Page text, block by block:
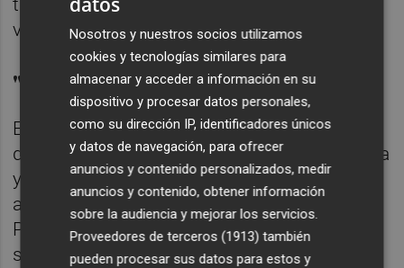
trajera hoy una propuesta, se debatiera y se
votara".
"La comisión nace multilada"
El también socialistaJosé Antonio Díez
denunciado que PP quiere proteger a Barcala
y a los "jetas con carné del Partido Popular"
adjudicatarios de VPP. Ha negado que el
PSPV quiera "retrasar nada", mientras ha
sostenido que Vox quiere "una comisión al
Nosotros y nuestros socios utilizamos
cookies y tecnologías similares para
almacenar y acceder a información en su
dispositivo y procesar datos personales,
como su dirección IP, identificadores únicos
y datos de navegación, para ofrecer
anuncios y contenido personalizados, medir
anuncios y contenido, obtener información
sobre la audiencia y mejorar los servicios.
Proveedores de terceros (1913) también
pueden procesar sus datos para estos y